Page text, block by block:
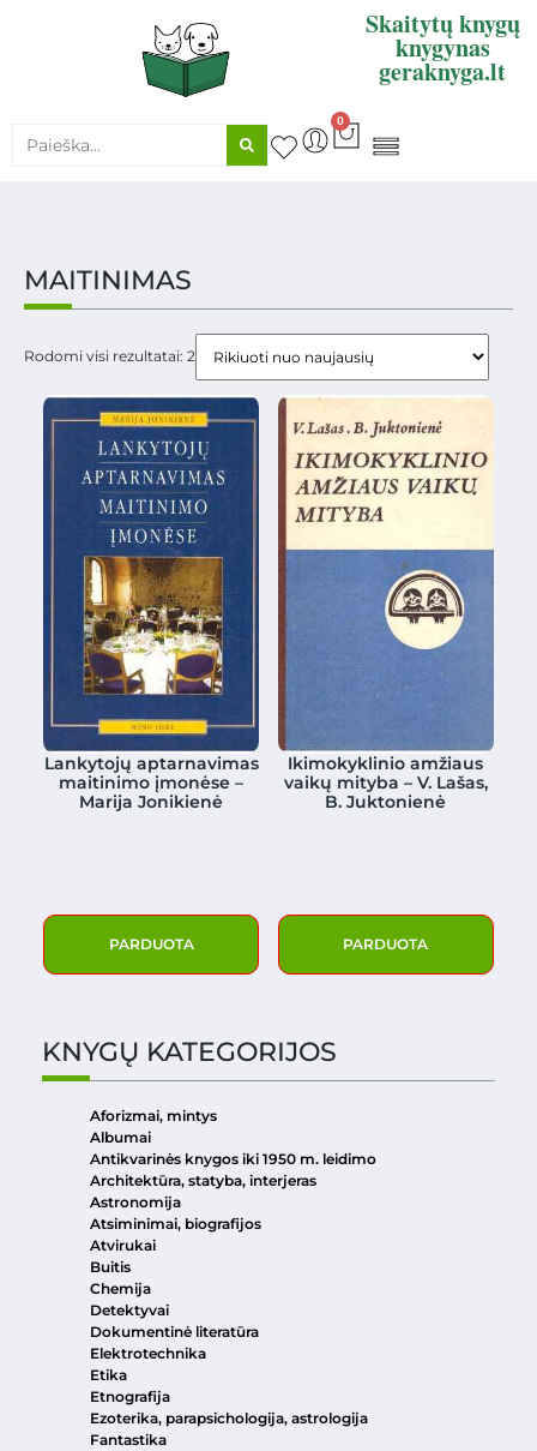
Skaitytų knygų
knygynas
geraknyga.lt
0
MAITINIMAS
Rodomi visi rezultatai: 2
Lankytojų aptarnavimas
maitinimo įmonėse –
Marija Jonikienė
PARDUOTA
Ikimokyklinio amžiaus
vaikų mityba – V. Lašas,
B. Juktonienė
PARDUOTA
KNYGŲ KATEGORIJOS
Aforizmai, mintys
Albumai
Antikvarinės knygos iki 1950 m. leidimo
Architektūra, statyba, interjeras
Astronomija
Atsiminimai, biografijos
Atvirukai
Buitis
Chemija
Detektyvai
Dokumentinė literatūra
Elektrotechnika
Etika
Etnografija
Ezoterika, parapsichologija, astrologija
Fantastika